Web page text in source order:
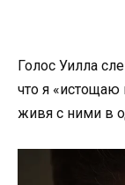
Голос Уилла
что я «истощаю
живя с ними в